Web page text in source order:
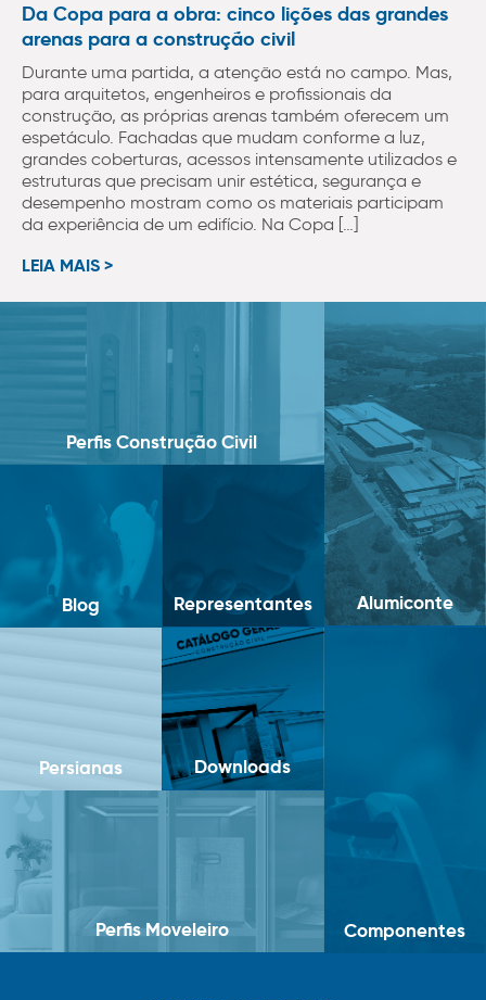
Da Copa para a obra: cinco lições das grandes
arenas para a construção civil
Durante uma partida, a atenção está no campo. Mas,
para arquitetos, engenheiros e profissionais da
construção, as próprias arenas também oferecem um
espetáculo. Fachadas que mudam conforme a luz,
grandes coberturas, acessos intensamente utilizados e
estruturas que precisam unir estética, segurança e
desempenho mostram como os materiais participam
da experiência de um edifício. Na Copa […]
LEIA MAIS >
Perfis Construção Civil
Alumiconte
Blog Representantes
Componentes
Persianas Downloads
Perfis Moveleiro